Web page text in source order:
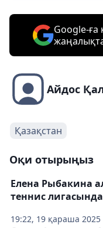
Google-
Айдос
Қазақстан
Оқи отырыңыз
19:22, 19 қараша 2025
Елена Рыбакина
теннис лигасында